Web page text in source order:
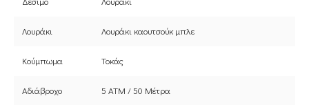
Λουράκι Λουράκι καουτσούκ μπλε
Κούμπωμα Τοκάς
Αδιάβροχο 5 ATM / 50 Μέτρα